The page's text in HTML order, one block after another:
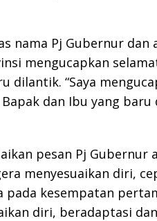
nama Pj Gubernur dan
mengucapkan
dilantik. “Saya
dan Ibu yang
pesan Pj Gubernur
menyesuaikan diri,
pada kesempatan
diri, beradaptasi